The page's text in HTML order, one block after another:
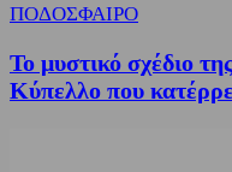
ΠΟΔΟΣΦΑΙΡΟ
Το μυστικό σχέδιο
Κύπελλο που